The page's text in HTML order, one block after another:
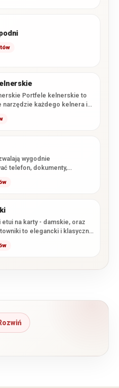
Portfele kelnerskie to
narzędzie każdego kelnera i
wygodnie
telefon, dokumenty,
pod…
etui na karty - damskie, oraz
to elegancki i klasyczny